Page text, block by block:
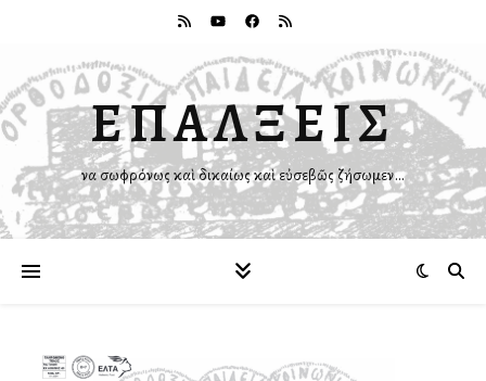
ΕΠΑΛΞΕΙΣ
Ἵνα σωφρόνως καὶ δικαίως καὶ εὐσεβῶς ζήσωμεν…